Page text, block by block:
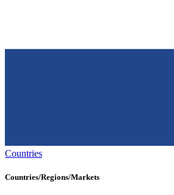
Countries
Countries/Regions/Markets